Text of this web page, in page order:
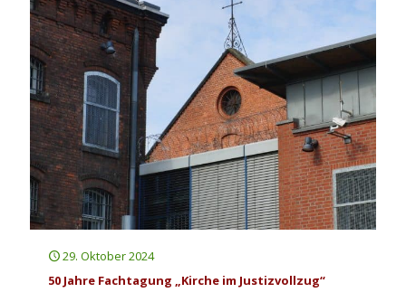
29. Oktober 2024
50 Jahre Fachtagung „Kirche im Justizvollzug“